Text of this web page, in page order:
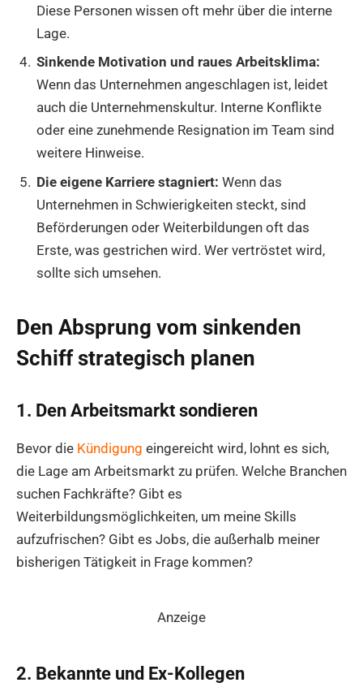
Diese Personen wissen oft mehr über die interne
Lage.
Sinkende Motivation und raues Arbeitsklima:
Wenn das Unternehmen angeschlagen ist, leidet
auch die Unternehmenskultur. Interne Konflikte
oder eine zunehmende Resignation im Team sind
weitere Hinweise.
Die eigene Karriere stagniert: Wenn das
Unternehmen in Schwierigkeiten steckt, sind
Beförderungen oder Weiterbildungen oft das
Erste, was gestrichen wird. Wer vertröstet wird,
sollte sich umsehen.
Den Absprung vom sinkenden
Schiff strategisch planen
1. Den Arbeitsmarkt sondieren
Bevor die Kündigung eingereicht wird, lohnt es sich,
die Lage am Arbeitsmarkt zu prüfen. Welche Branchen
suchen Fachkräfte? Gibt es
Weiterbildungsmöglichkeiten, um meine Skills
aufzufrischen? Gibt es Jobs, die außerhalb meiner
bisherigen Tätigkeit in Frage kommen?
Anzeige
2. Bekannte und Ex-Kollegen